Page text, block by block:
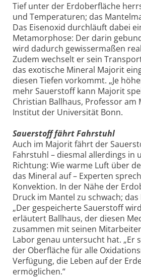
Tief unter der Erdoberfläche
und Temperaturen; das
Das Eisenoxid durchläuft dabei
Metamorphose: Der darin
wird dadurch gewissermaßen
Zudem wechselt er sein
das exotische Mineral Majorit
diesen Tiefen vorkommt. „Je
mehr Sauerstoff kann Majorit
Christian Ballhaus, Professor am
Institut der Universität Bonn.
Sauerstoff fährt Fahrstuhl
Auch im Majorit fährt der
Fahrstuhl – diesmal allerdings in
Richtung: Wie warme Luft über
das Mineral auf – Experten
Konvektion. In der Nähe der
Druck im Mantel zu schwach;
„Der gespeicherte Sauerstoff
erläutert Ballhaus, der diesen
zusammen mit seinen
Labor genau untersucht hat. „Er
der Oberfläche für alle
Verfügung, die Leben auf der
ermöglichen.“